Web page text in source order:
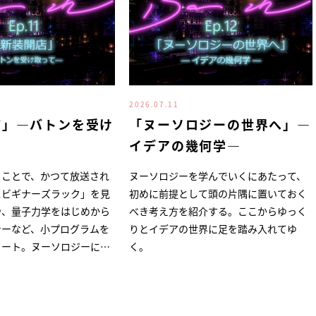
―バトンを受け
とで、かつて放送され
ギナーズラック」を見
量子力学をはじめから
など、小プログラムを
ト。ヌーソロジーに出
2026.07.11
「ヌーソロジーの世界へ」―
イデアの幾何学―
ヌーソロジーを学んでいくにあたって、
初めに前提として頭の片隅に置いておく
べき考え方を紹介する。ここからゆっく
りとイデアの世界に足を踏み入れてゆ
く。